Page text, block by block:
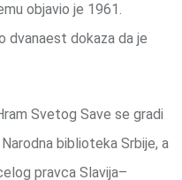
objavio je 1961.
dvanaest dokaza da je
Svetog Save se gradi
biblioteka Srbije, a
pravca Slavija–